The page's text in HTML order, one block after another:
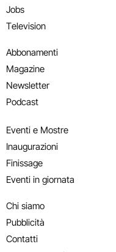
Jobs
Television
Abbonamenti
Magazine
Newsletter
Podcast
Eventi e Mostre
Inaugurazioni
Finissage
Eventi in giornata
Chi siamo
Pubblicità
Contatti